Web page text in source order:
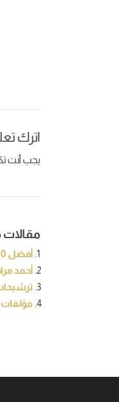
اترك
يجب أنت
مقالات
أفضل 100 روايات وقصص عربية على اللإطلاق [تحديث 2021]
أحمد
مؤلفات